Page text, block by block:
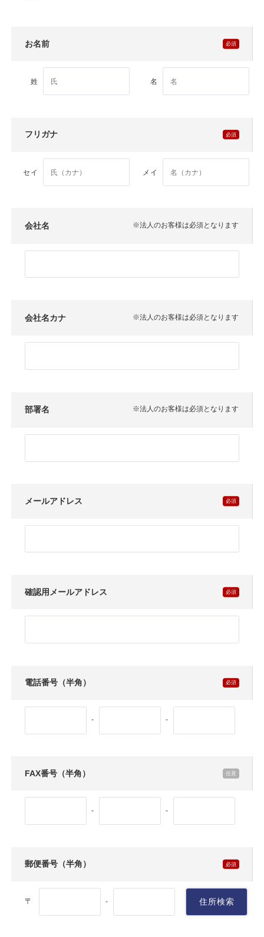
お名前
姓 名
フリガナ
セイ メイ
会社名 ※法人のお客様は必須となります
会社名カナ ※法人のお客様は必須となります
部署名 ※法人のお客様は必須となります
メールアドレス
確認用メールアドレス
電話番号（半角）
- -
FAX番号（半角）
- -
郵便番号（半角）
〒 - 住所検索